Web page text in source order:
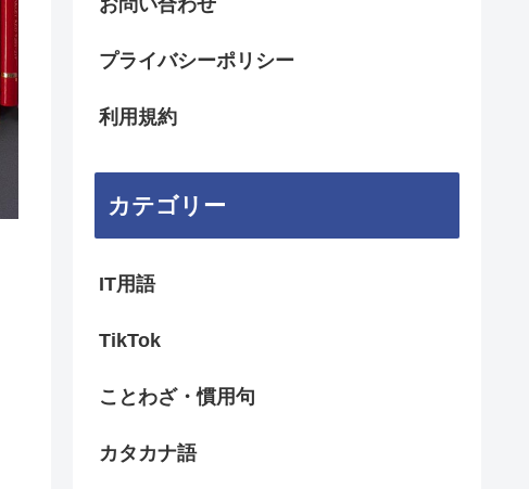
プライバシーポリシー
利用規約
カテゴリー
IT用語
TikTok
ことわざ・慣用句
カタカナ語